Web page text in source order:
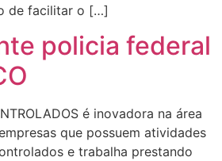
de facilitar o […]
policia federal
é inovadora na área
que possuem atividades
e trabalha prestando